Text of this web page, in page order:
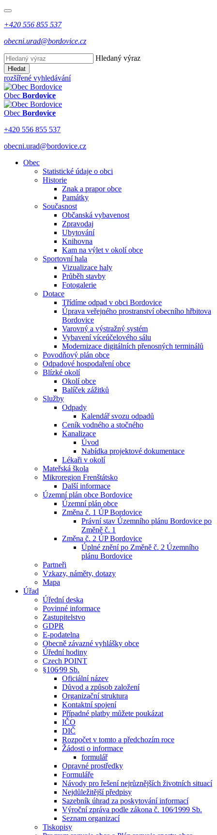
+420 556 855 537
obecni.urad@bordovice.cz
Hledaný výraz
Hledat
rozšířené vyhledávání
Obec Bordovice
Obec Bordovice
+420 556 855 537
obecni.urad@bordovice.cz
Obec
Statistické údaje o obci
Historie
Znak a prapor obce
Památky
Současnost
Občanská vybavenost
Zpravodaj
Ubytování
Knihovna
Kam na výlet v okolí obce
Sportovní hala
Vizualizace haly
Průběh stavby
Fotogalerie
Dotace
Třídíme odpad v obci Bordovice
Úprava veřejného prostranství obecního hřbitova
Bordovice
Varovný a výstražný systém
Vybavení víceúčelového sálu
Modernizace digitálních přenosných terminálů
Povodňový plán obce
Odpadové hospodaření obce
Blízké okolí
Okolí obce
Balíček zážitků
Služby
Odpady
Kalendář svozu odpadů
Ceník vodného a stočného
Kanalizace
Úvod
Nabídka projektové dokumentace
Lékaři v okolí
Mateřská škola
Mikroregion Frenštátsko
Další informace
Územní plán obce Bordovice
Územní plán obce
Změna č. 1 ÚP Bordovice
Právní stav Územního plánu Bordovice po
Změně č. 1
Změna č. 2 ÚP Bordovice
Úplné znění po Změně č. 2 Územního
plánu Bordovice
Partneři
Vzkazy, náměty, dotazy
Mapa
Úřad
Úřední deska
Povinné informace
Zastupitelstvo
GDPR
E-podatelna
Obecně závazné vyhlášky obce
Úřední hodiny
Czech POINT
§106⁄99 Sb.
Oficiální název
Důvod a způsob založení
Organizační struktura
Kontaktní spojení
Případné platby můžete poukázat
IČO
DIČ
Rozpočet v tomto a předchozím roce
Žádosti o informace
formulář
Opravné prostředky
Formuláře
Návody pro řešení nejrůznějších životních situací
Nejdůležitější předpisy
Sazebník úhrad za poskytování informací
Výroční zpráva podle zákona č. 106⁄1999 Sb.
Seznam organizací
Tiskopisy